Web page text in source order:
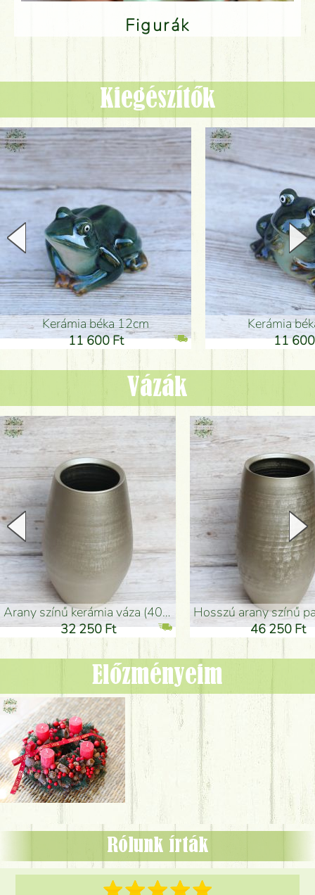
Figurák
Kiegészítők
Kerámia béka 12cm
11 600 Ft
Kerámia
11
Vázák
arany színű kerámia váza (40x26cm)
32 250 Ft
hosszú arany színű
46 250 Ft
Előzményeim
Rólunk írták